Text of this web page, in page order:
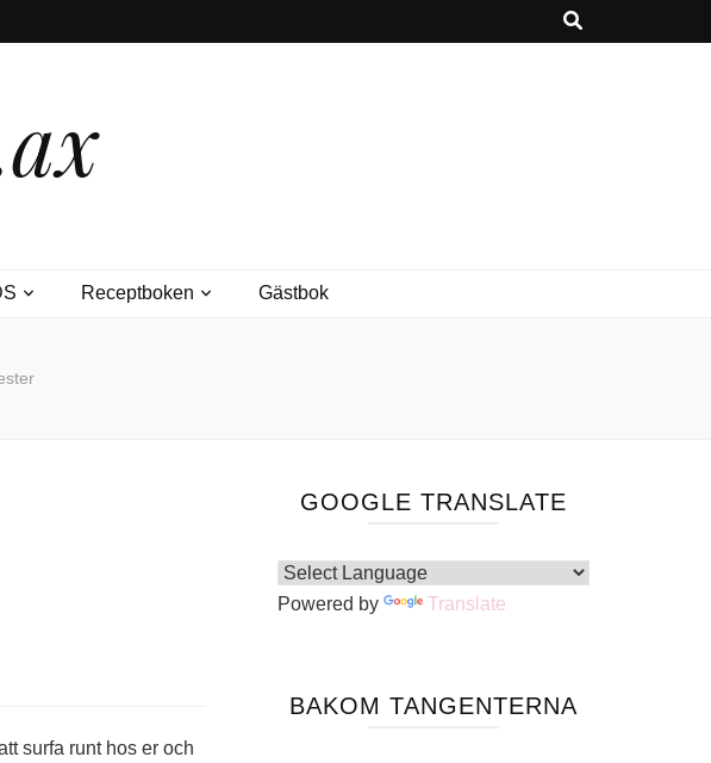
Receptboken Gästbok
surfa runt hos er och
GOOGLE TRANSLATE
Powered by Translate
BAKOM TANGENTERNA